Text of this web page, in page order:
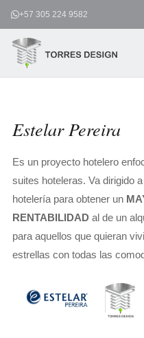
contenido
+57 305 224 9582
Estelar Pereira
Es un proyecto hotelero
suites hoteleras. Va dirigido
hotelería para obtener un
RENTABILIDAD al de un
para aquellos que quieran
estrellas con todas las